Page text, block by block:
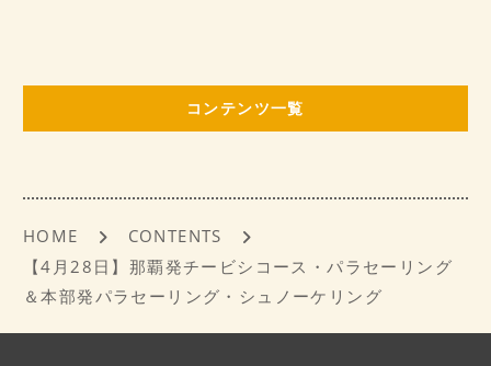
b
o
k
コンテンツ一覧
HOME
CONTENTS
【4月28日】那覇発チービシコース・パラセーリング
＆本部発パラセーリング・シュノーケリング